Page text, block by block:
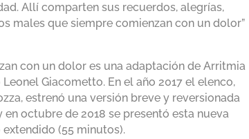
Allí comparten sus recuerdos, alegrías,
males que siempre comienzan con un dolor”
con un dolor es una adaptación de Arritmia
Giacometto. En el año 2017 el elenco,
estrenó una versión breve y reversionada
octubre de 2018 se presentó esta nueva
extendido (55 minutos).